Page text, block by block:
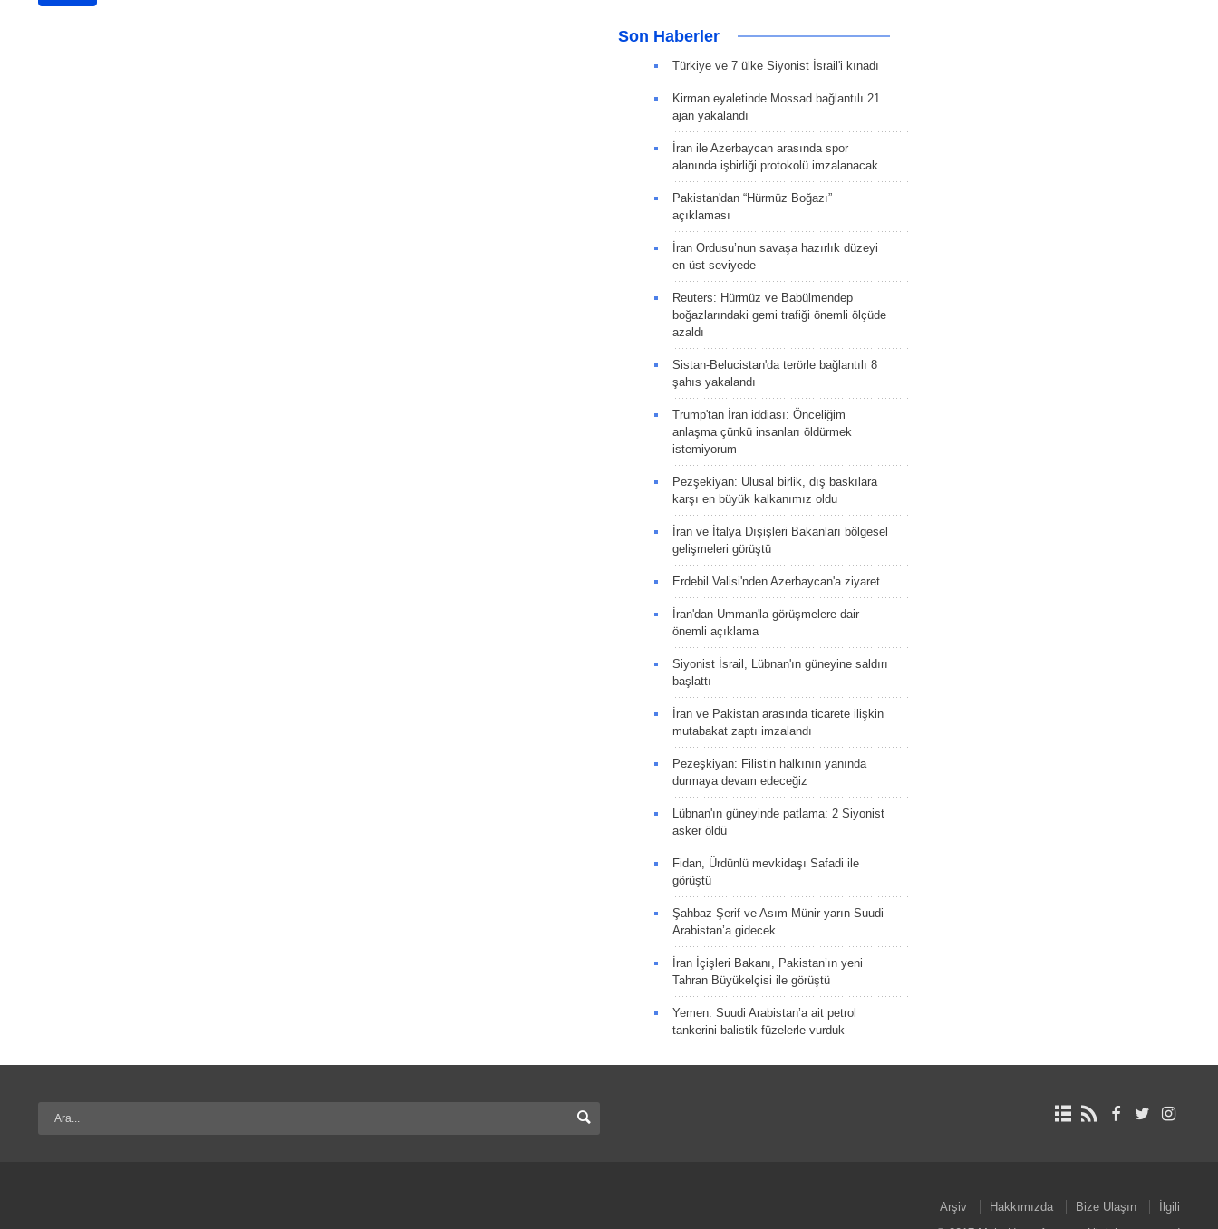
Son Haberler
Türkiye ve 7 ülke Siyonist İsrail'i kınadı
Kirman eyaletinde Mossad bağlantılı 21
ajan yakalandı
İran ile Azerbaycan arasında spor
alanında işbirliği protokolü imzalanacak
Pakistan'dan “Hürmüz Boğazı”
açıklaması
İran Ordusu’nun savaşa hazırlık düzeyi
en üst seviyede
Reuters: Hürmüz ve Babülmendep
boğazlarındaki gemi trafiği önemli ölçüde
azaldı
Sistan-Belucistan'da terörle bağlantılı 8
şahıs yakalandı
Trump'tan İran iddiası: Önceliğim
anlaşma çünkü insanları öldürmek
istemiyorum
Pezşekiyan: Ulusal birlik, dış baskılara
karşı en büyük kalkanımız oldu
İran ve İtalya Dışişleri Bakanları bölgesel
gelişmeleri görüştü
Erdebil Valisi'nden Azerbaycan'a ziyaret
İran'dan Umman'la görüşmelere dair
önemli açıklama
Siyonist İsrail, Lübnan'ın güneyine saldırı
başlattı
İran ve Pakistan arasında ticarete ilişkin
mutabakat zaptı imzalandı
Pezeşkiyan: Filistin halkının yanında
durmaya devam edeceğiz
Lübnan'ın güneyinde patlama: 2 Siyonist
asker öldü
Fidan, Ürdünlü mevkidaşı Safadi ile
görüştü
Şahbaz Şerif ve Asım Münir yarın Suudi
Arabistan’a gidecek
İran İçişleri Bakanı, Pakistan’ın yeni
Tahran Büyükelçisi ile görüştü
Yemen: Suudi Arabistan’a ait petrol
tankerini balistik füzelerle vurduk
Arşiv Hakkımızda Bize Ulaşın
İlgili